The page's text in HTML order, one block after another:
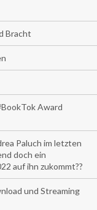
Bracht
Award
Paluch im letzten
doch ein
auf ihn zukommt??
und Streaming